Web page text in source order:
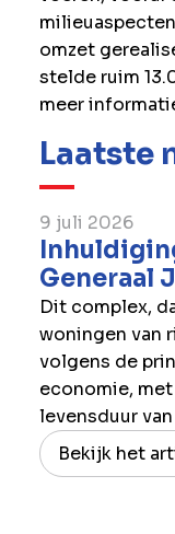
omzet
stelde ruim
meer
Laatste
9 juli 2026
Generaal
Dit complex,
woningen van
volgens de
economie,
levensduur
Bekijk het